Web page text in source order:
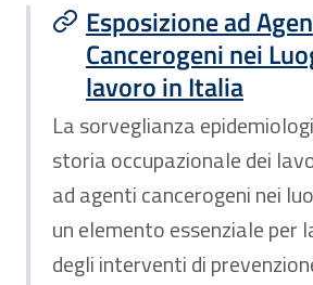
Esposizione ad
Cancerogeni nei
lavoro in Italia
La sorveglianza
storia occupazionale dei
ad agenti cancerogeni nei
un elemento essenziale per
degli interventi di